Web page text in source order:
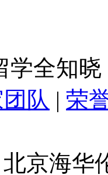
学全知晓
队 | 荣
北京海